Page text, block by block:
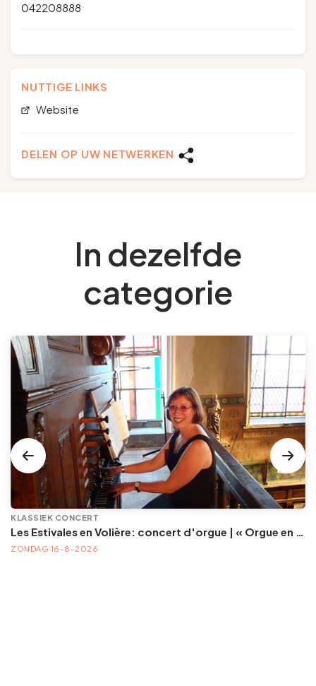
042208888
NUTTIGE LINKS
Website
DELEN OP UW NETWERKEN
In dezelfde
categorie
KLASSIEK CONCERT
Les Estivales en Volière: concert d'orgue | « Orgue en Volière » , les 3e dimanches du mois (été) audition d’orgue (accès libre)
ZONDAG 16-8-2026